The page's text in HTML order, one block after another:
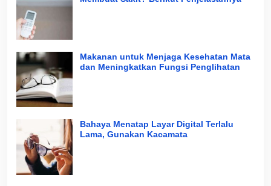
Makanan untuk Menjaga Kesehatan Mata
dan Meningkatkan Fungsi Penglihatan
Bahaya Menatap Layar Digital Terlalu
Lama, Gunakan Kacamata